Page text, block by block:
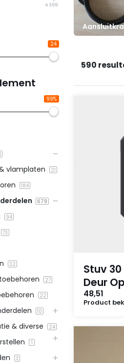
4 369
24
99%
vlamplaten 21
184
679
94
73
32
27
22
10
& diverse 24
1
3
590
Stuv
Deur
48,51
Product